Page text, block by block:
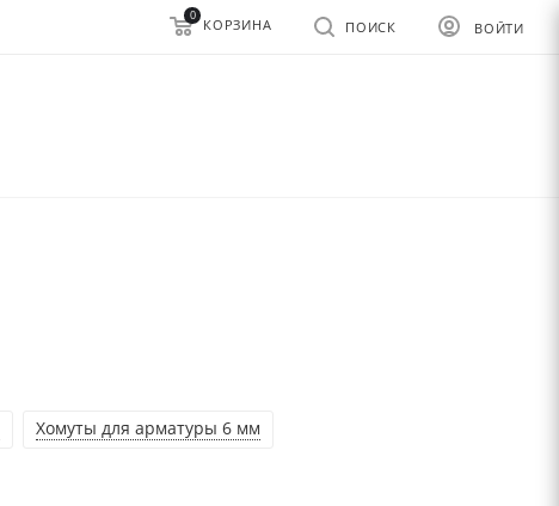
ВОЙТИ
ПОИСК
0
КОРЗИНА
Хомуты для арматуры 6 мм